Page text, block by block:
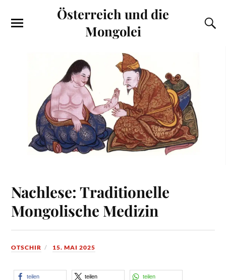
Österreich und die
Mongolei
Nachlese: Traditionelle
Mongolische Medizin
OTSCHIR 15. MAI 2025
teilen teilen teilen